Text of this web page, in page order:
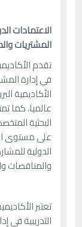
الاعتمادات
المشتريات
تقدم
في إدارة
الأكاديمية
عالميا، كما
البحثية
على مستوى
الدولية
والمناقصات
تعتبر
التدريبية في